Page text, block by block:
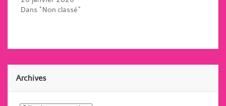
Dans "Non classé"
Archives